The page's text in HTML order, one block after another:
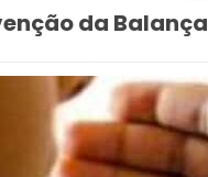
da Balança